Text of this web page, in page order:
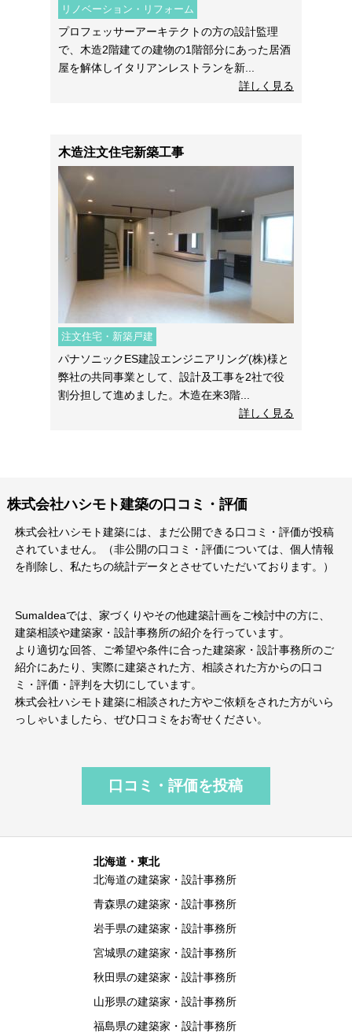
リノベーション・リフォーム
プロフェッサーアーキテクトの方の設計監理
で、木造2階建ての建物の1階部分にあった居酒
屋を解体しイタリアンレストランを新...
詳しく見る
木造注文住宅新築工事
注文住宅・新築戸建
パナソニックES建設エンジニアリング(株)様と
弊社の共同事業として、設計及工事を2社で役
割分担して進めました。木造在来3階...
詳しく見る
株式会社ハシモト建築の口コミ・評価
株式会社ハシモト建築には、まだ公開できる口コミ・評価が投稿
されていません。（非公開の口コミ・評価については、個人情報
を削除し、私たちの統計データとさせていただいております。）
SumaIdeaでは、家づくりやその他建築計画をご検討中の方に、
建築相談や建築家・設計事務所の紹介を行っています。
より適切な回答、ご希望や条件に合った建築家・設計事務所のご
紹介にあたり、実際に建築された方、相談された方からの口コ
ミ・評価・評判を大切にしています。
株式会社ハシモト建築に相談された方やご依頼をされた方がいら
っしゃいましたら、ぜひ口コミをお寄せください。
口コミ・評価を投稿
北海道・東北
北海道の建築家・設計事務所
青森県の建築家・設計事務所
岩手県の建築家・設計事務所
宮城県の建築家・設計事務所
秋田県の建築家・設計事務所
山形県の建築家・設計事務所
福島県の建築家・設計事務所